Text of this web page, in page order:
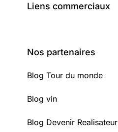
Liens commerciaux
Nos partenaires
Blog Tour du monde
Blog vin
Blog Devenir Realisateur